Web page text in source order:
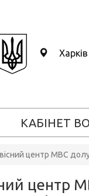
Харків
КАБІНЕТ
центр МВС
центр